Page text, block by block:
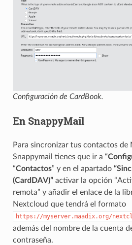
Configuración de CardBook.
En SnappyMail
Para sincronizar tus contactos de
Snappymail tienes que ir a “
“Contactos” y en el apartado
(CardDAV)”activar la opción
remota” y añadir el enlace de la
Nextcloud que tendrá el formato
https://myserver.maadix.org/
además del nombre de la cuenta
contraseña.